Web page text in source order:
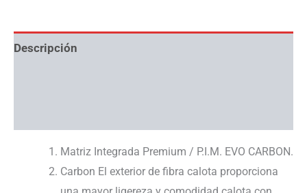
Descripción
Matriz Integrada Premium / P.I.M. EVO CARBON.
Carbon El exterior de fibra calota proporciona